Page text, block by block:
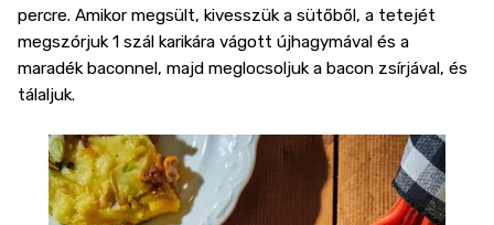
percre. Amikor megsült, kivesszük a sütőből, a tetejét
megszórjuk 1 szál karikára vágott újhagymával és a
maradék baconnel, majd meglocsoljuk a bacon zsírjával, és
tálaljuk.